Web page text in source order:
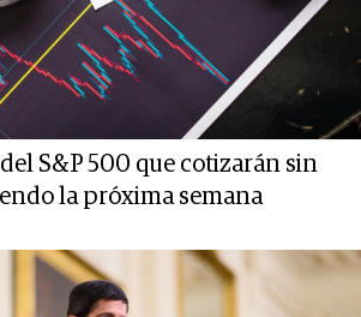
del S&P 500 que cotizarán sin
la próxima semana